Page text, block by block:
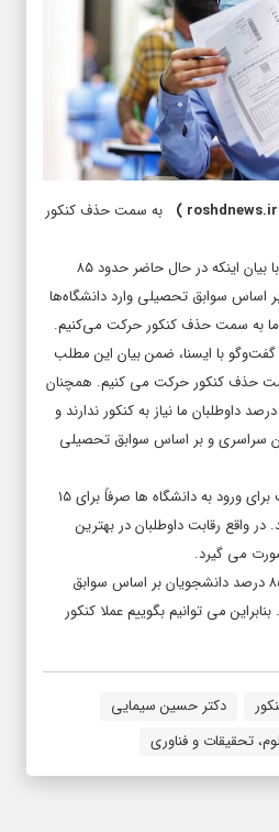
roshdnews.ir
) به سمت حذف کنکور
وزیر علوم، تحقیقات و فناوری با بیان اینکه در حال حاضر حدود ۸۵
اساس سوابق تحصیلی وارد دانشگاه‌ها
به سمت حذف کنکور حرکت می‌کنیم.
با ایسنا، ضمن بیان این مطلب
حذف کنکور حرکت می کنیم. همچنان
که در حال حاضر نیز حدود ۸۵ درصد داوطلبان ما نیاز به کنکور ندارند و
سراسری و بر اساس سوابق تحصیلی
وی در ادامه تصریح کرد: رقابت برای ورود به دانشگاه ها صرفاً برای ۱۵
واقع رقابت داوطلبان در بهترین
می گیرد.
وزیر علوم تاکید کرد: پذیرش ۸۵ درصد دانشجویان بر اساس سوابق
می توانیم بگوییم عملا کنکور
دکتر حسین سیمایی
تحقیقات و فناوری